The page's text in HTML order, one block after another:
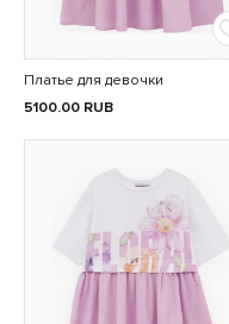
Платье для девочки
5100.00 RUB